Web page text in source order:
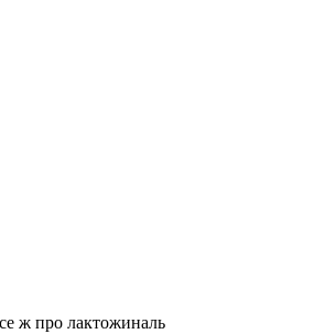
ж про лактожиналь